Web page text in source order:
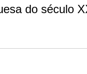
do século